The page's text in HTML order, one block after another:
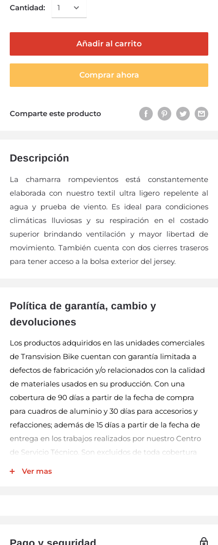
Cantidad:
Añadir al carrito
Comprar ahora
Comparte este producto
Descripción
La chamarra rompevientos está constantemente
elaborada con nuestro textil ultra ligero repelente al
agua y prueba de viento. Es ideal para condiciones
climáticas lluviosas y su respiración en el costado
superior brindando ventilación y mayor libertad de
movimiento. También cuenta con dos cierres traseros
para tener acceso a la bolsa exterior del jersey.
Política de garantía, cambio y
devoluciones
Los productos adquiridos en las unidades comerciales
de Transvision Bike cuentan con garantía limitada a
defectos de fabricación y/o relacionados con la calidad
de materiales usados en su producción. Con una
cobertura de 90 días a partir de la fecha de compra
para cuadros de aluminio y 30 días para accesorios y
refacciones; además de 15 días a partir de la fecha de
entrega en los trabajos realizados por nuestro Centro
de Servicio Técnico. Son excluidos de toda cobertura
transportación derivados del cumplimiento de este
Ver mas
Pago y seguridad